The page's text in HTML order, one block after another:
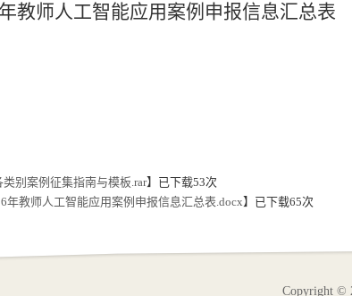
年教师人工智能应用案例申报信息汇总表
类别案例征集指南与模板.rar】已下载53次
年教师人工智能应用案例申报信息汇总表.docx】已下载65次
Copyright